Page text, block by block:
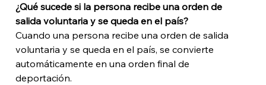
¿Qué sucede si la persona recibe una orden de
salida voluntaria y se queda en el país?
Cuando una persona recibe una orden de salida
voluntaria y se queda en el país, se convierte
automáticamente en una orden final de
deportación.